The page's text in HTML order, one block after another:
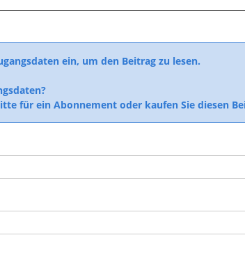
ein, um den Beitrag zu lesen.
für ein Abonnement oder kaufen Sie diesen